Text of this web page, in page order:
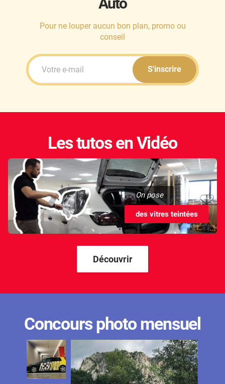
Pour ne louper aucun bon plan, promo ou
conseil
S'inscrire
Les tutos en Vidéo
On pose
des vitres teintées
Découvrir
Concours photo mensuel